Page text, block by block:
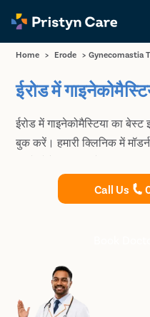
Home > Erode > Gynecomastia
ईरोड में
ईरोड में गाइनेकोमैस्टिया का
बुक करें। हमारी क्लिनिक में
Call Us